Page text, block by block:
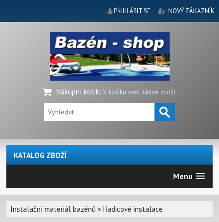
PŘIHLÁSIT SE NOVÝ ZÁKAZNÍK
Nákupní košík: V košíku není žádné zboží.
KATALOG ZBOŽÍ
Menu
Instalační materiál bazénů »Hadicové instalace